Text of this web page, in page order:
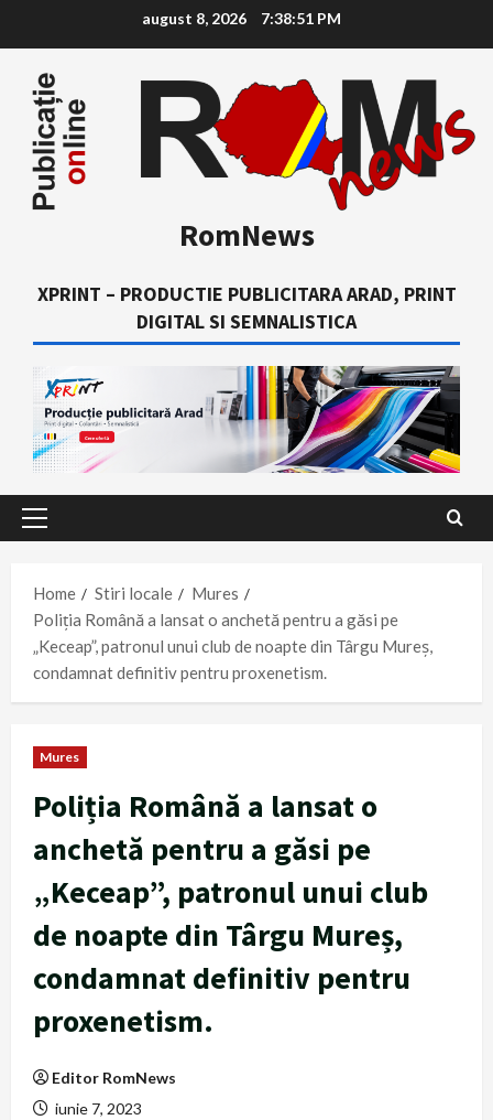
content
august 8, 2026 7:38:52 PM
RomNews
XPRINT – PRODUCTIE PUBLICITARA ARAD, PRINT
DIGITAL SI SEMNALISTICA
Primary
Home
Stiri locale
Mures
Poliția Română a lansat o anchetă pentru a găsi pe
„Keceap”, patronul unui club de noapte din Târgu Mureș,
condamnat definitiv pentru proxenetism.
Mures
Poliția Română a lansat o
anchetă pentru a găsi pe
„Keceap”, patronul unui club
de noapte din Târgu Mureș,
condamnat definitiv pentru
proxenetism.
Editor RomNews
iunie 7, 2023